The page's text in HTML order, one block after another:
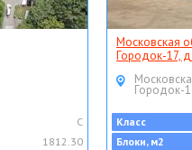
C
1812.30
Московская
Городок-17,
Городок-
Класс
Блоки, м2